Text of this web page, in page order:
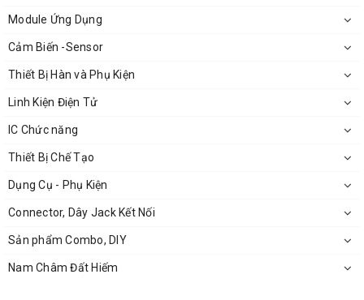
Hướng Dẫn Sử Dụng:
Chân S: Nối với chân I/O digital của vi điều khiển
Chân giữa có thể nối vào (+) nguồn để đảm bảo công
suất hoặc để không
Module Ứng Dụng
Cảm Biến -Sensor
Thiết Bị Hàn và Phụ Kiện
Linh Kiện Điện Tử
IC Chức năng
Thiết Bị Chế Tạo
Dụng Cụ - Phụ Kiện
Connector, Dây Jack Kết Nối
Sản phẩm Combo, DIY
Nam Châm Đất Hiếm